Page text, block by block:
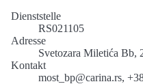
Dienststelle
RS021105
Adresse
Svetozara Miletića Bb,
Kontakt
most_bp@carina.rs,